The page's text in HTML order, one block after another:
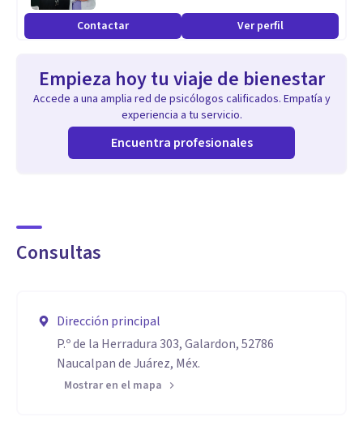
Contactar Ver perfil
Empieza hoy tu viaje de bienestar
Accede a una amplia red de psicólogos calificados. Empatía y
experiencia a tu servicio.
Encuentra profesionales
Consultas
Dirección principal
P.º de la Herradura 303, Galardon, 52786
Naucalpan de Juárez, Méx.
Mostrar en el mapa